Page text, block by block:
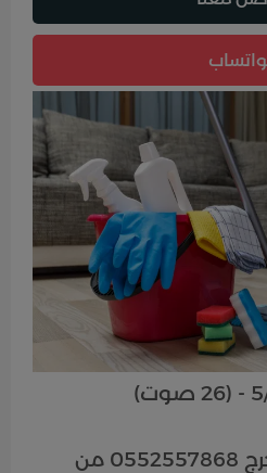
صوت)
شركة تنظيف فلل بالخرج 0552557868 من